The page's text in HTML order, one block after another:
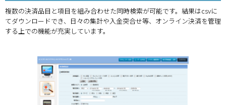
複数の決済品目と項目を組み合わせた同時検索が可能です。結果はcsvに
てダウンロードでき、日々の集計や入金突合せ等、オンライン決済を管理
する上での機能が充実しています。